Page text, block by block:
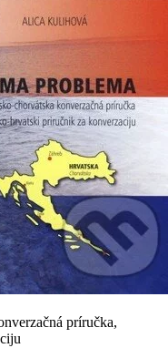
príručka,